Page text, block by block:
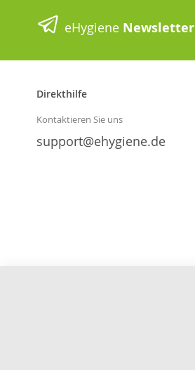
eHygiene Newsletter
Direkthilfe
Kontaktieren Sie uns
support@ehygiene.de